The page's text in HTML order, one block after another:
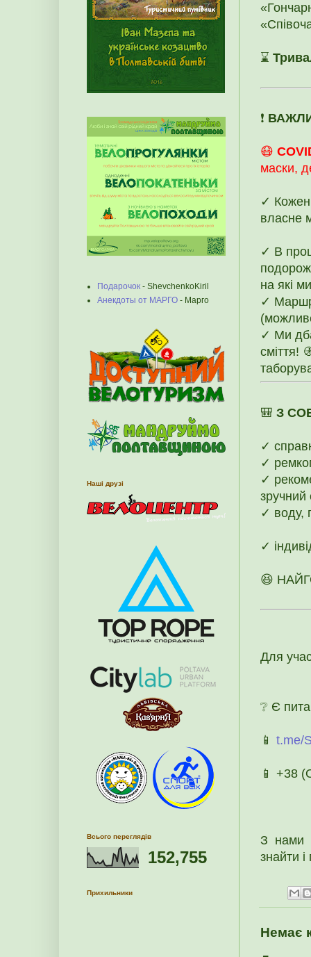
⌛
❗️
😷
маски,
✓ Кожен
власне
✓ В
на які
✓
✓ Ми
сміття!
🎒 З
✓
✓
✓
зручний
✓ воду,
✓
😆
Для
❔ Є
📱 t.me/
📱 +38
З нами
знайти
Немає
Подарочок - ShevchenkoKiril
Анекдоты от МАРГО - Марго
Наші друзі
Всього переглядів
152,755
Прихильники